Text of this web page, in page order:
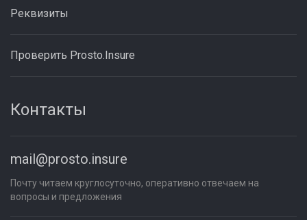
Реквизиты
Проверить Prosto.Insure
Контакты
mail@prosto.insure
Почту читаем круглосуточно, оперативно отвечаем на
вопросы и предложения